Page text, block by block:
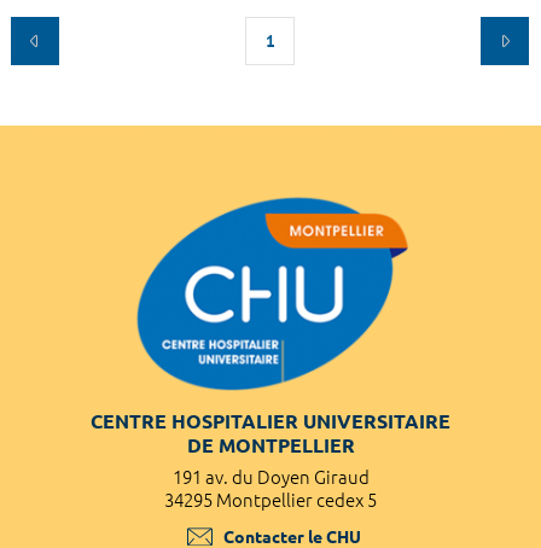
1
CENTRE HOSPITALIER UNIVERSITAIRE
DE MONTPELLIER
191 av. du Doyen Giraud
34295 Montpellier cedex 5
Contacter le CHU